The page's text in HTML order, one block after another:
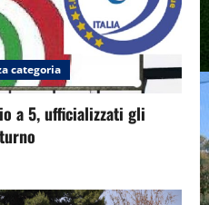
categoria
a 5, ufficializzati gli